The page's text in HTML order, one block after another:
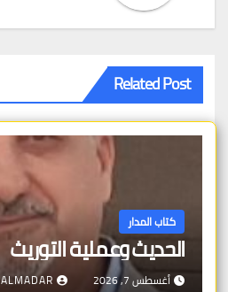
Related Post
كتاب المدار
الحديث وعملية التوريث
أغسطس 7, 2026 ALMADAR